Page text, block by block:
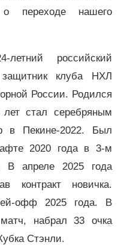
о переходе нашего
российский
клуба НХЛ
России. Родился
стал серебряным
в Пекине-2022. Был
2020 года в 3-м
В апреле 2025 года
контракт новичка.
офф 2025 года. В
набрал 33 очка
Стэнли.